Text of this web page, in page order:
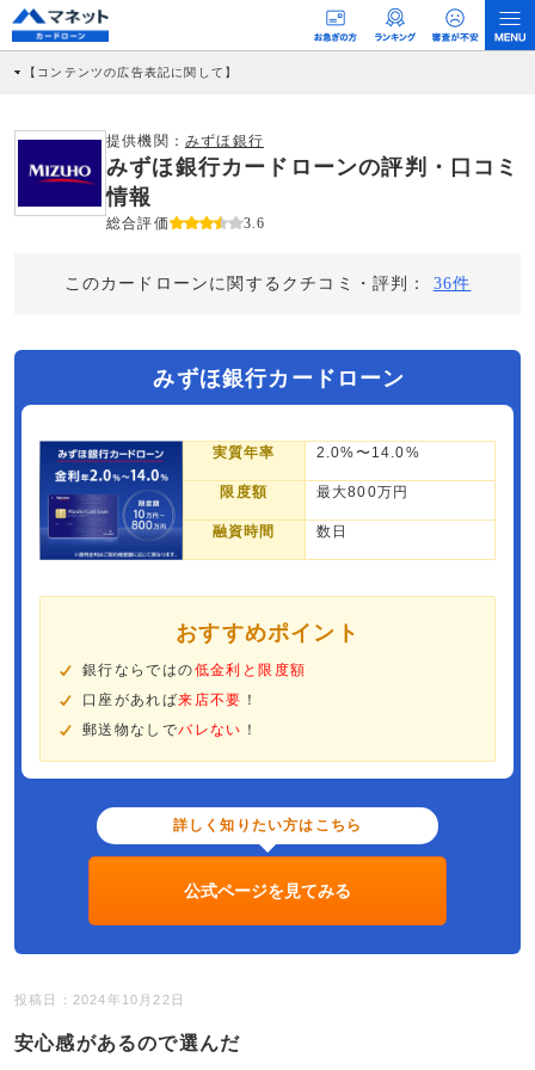
【コンテンツの広告表記に関して】
社に対して企業から紹介報酬が支払われるという収益モデルです。 ただし、特定の
商品を根拠なくPRするものではなく、当編集部の調査／ユーザーへの口コミ収集な
どに基づき、公平性を担保した情報提供を行っています。
>提携企業一覧
提供機関： みずほ銀行
みずほ銀行カードローンの評判・口コミ
情報
総合評価 3.6
このカードローンに関するクチコミ・評判： 36件
みずほ銀行カードローン
実質年率 2.0%〜14.0%
限度額 最大800万円
融資時間 数日
おすすめポイント
銀行ならではの低金利と限度額
口座があれば来店不要 ！
郵送物なしでバレない ！
詳しく知りたい方はこちら
公式ページを見てみる
投稿日：2024年10月22日
安心感があるので選んだ